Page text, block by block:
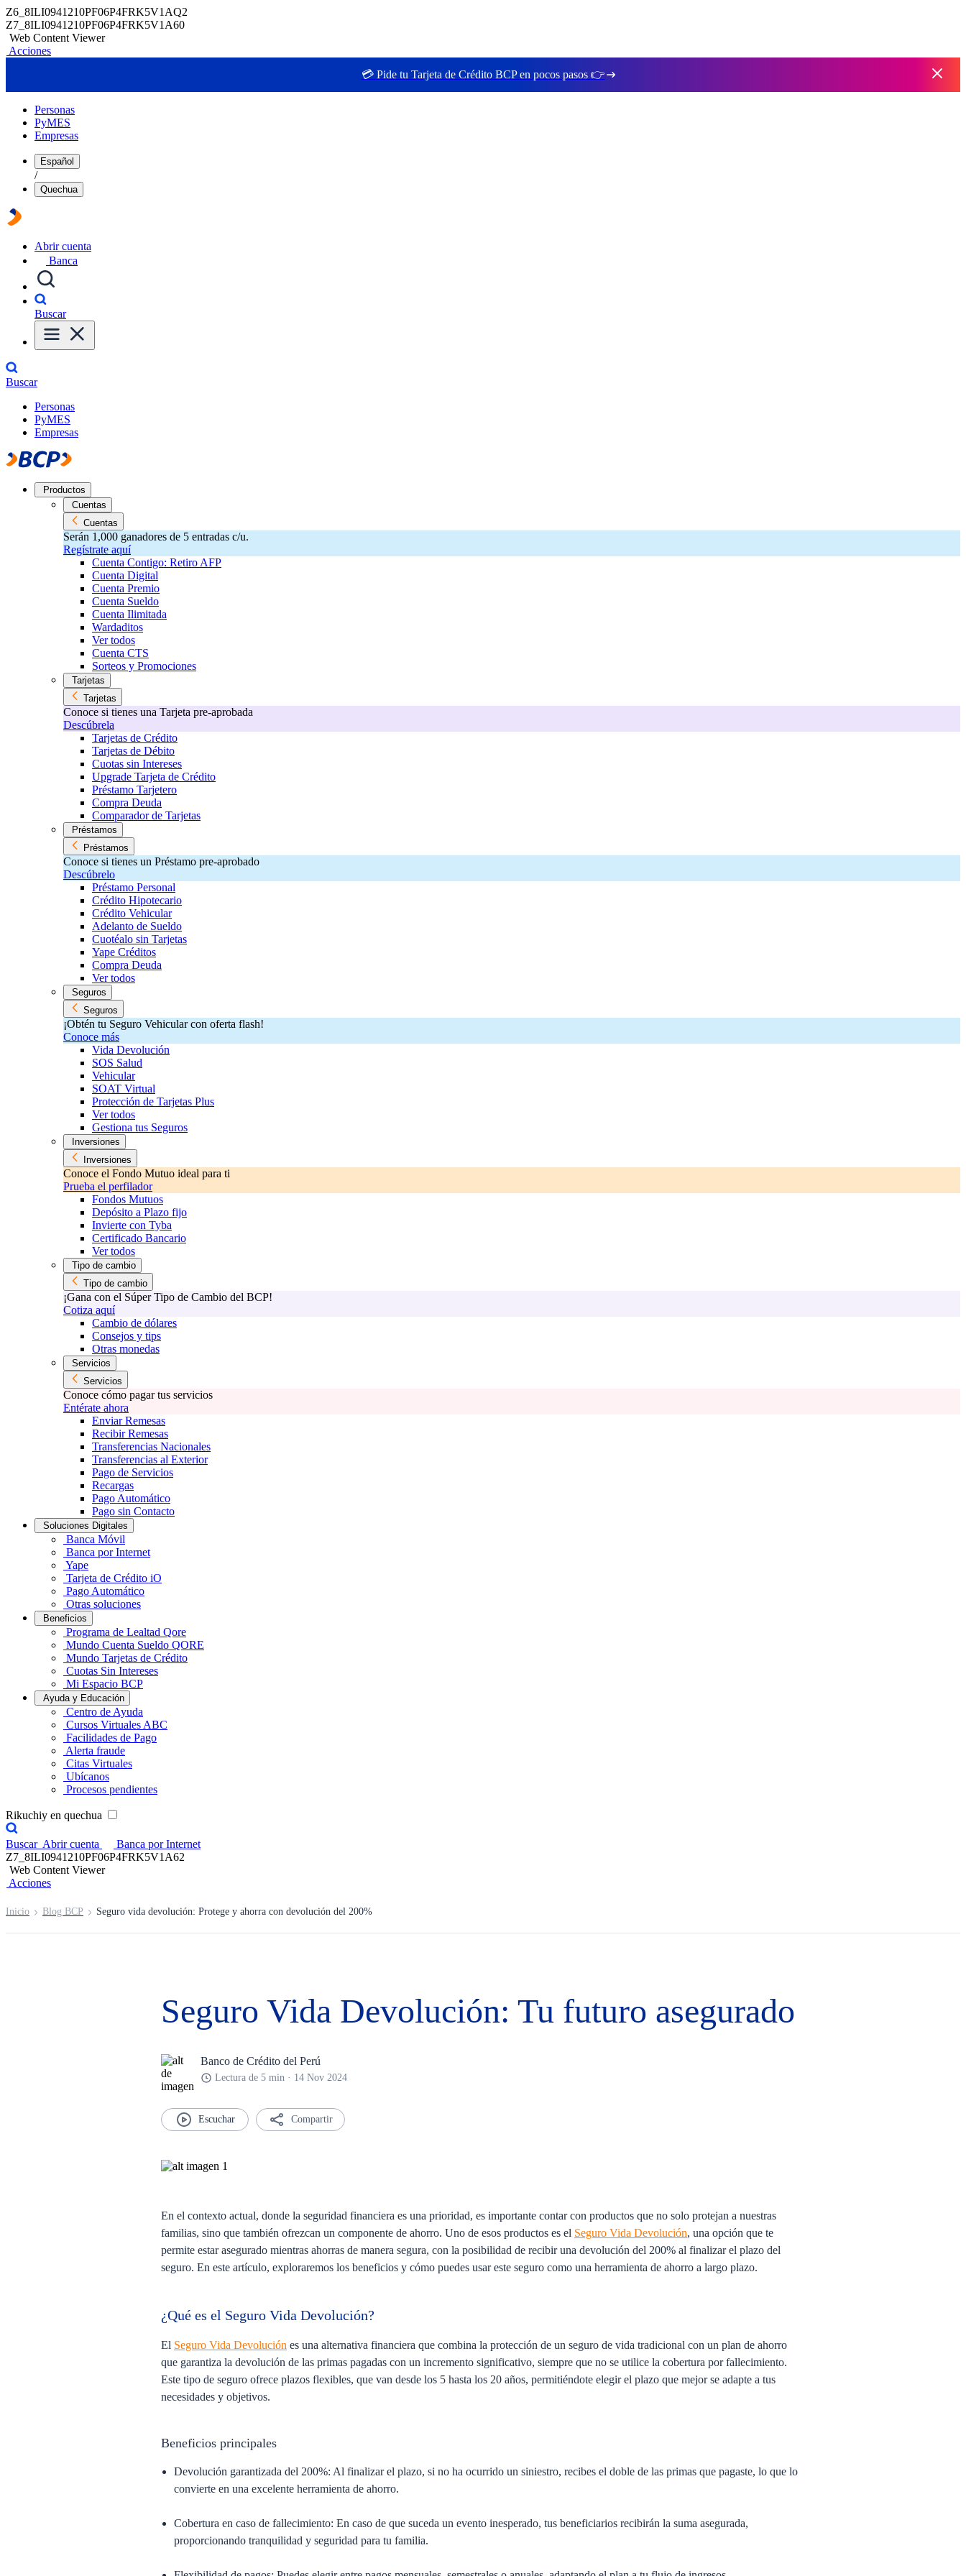
Z6_8ILI0941210PF06P4FRK5V1AQ2
Z7_8ILI0941210PF06P4FRK5V1A60
Web Content Viewer
Acciones
💳 Pide tu Tarjeta de Crédito BCP en pocos pasos 👉
Personas
PyMES
Empresas
Español
/
Quechua
Abrir cuenta
Banca
Buscar
Buscar
Personas
PyMES
Empresas
Productos
Cuentas
Cuentas
Serán 1,000 ganadores de 5 entradas c/u.
Regístrate aquí
Cuenta Contigo: Retiro AFP
Cuenta Digital
Cuenta Premio
Cuenta Sueldo
Cuenta Ilimitada
Wardaditos
Ver todos
Cuenta CTS
Sorteos y Promociones
Tarjetas
Tarjetas
Conoce si tienes una Tarjeta pre-aprobada
Descúbrela
Tarjetas de Crédito
Tarjetas de Débito
Cuotas sin Intereses
Upgrade Tarjeta de Crédito
Préstamo Tarjetero
Compra Deuda
Comparador de Tarjetas
Préstamos
Préstamos
Conoce si tienes un Préstamo pre-aprobado
Descúbrelo
Préstamo Personal
Crédito Hipotecario
Crédito Vehicular
Adelanto de Sueldo
Cuotéalo sin Tarjetas
Yape Créditos
Compra Deuda
Ver todos
Seguros
Seguros
¡Obtén tu Seguro Vehicular con oferta flash!
Conoce más
Vida Devolución
SOS Salud
Vehicular
SOAT Virtual
Protección de Tarjetas Plus
Ver todos
Gestiona tus Seguros
Inversiones
Inversiones
Conoce el Fondo Mutuo ideal para ti
Prueba el perfilador
Fondos Mutuos
Depósito a Plazo fijo
Invierte con Tyba
Certificado Bancario
Ver todos
Tipo de cambio
Tipo de cambio
¡Gana con el Súper Tipo de Cambio del BCP!
Cotiza aquí
Cambio de dólares
Consejos y tips
Otras monedas
Servicios
Servicios
Conoce cómo pagar tus servicios
Entérate ahora
Enviar Remesas
Recibir Remesas
Transferencias Nacionales
Transferencias al Exterior
Pago de Servicios
Recargas
Pago Automático
Pago sin Contacto
Soluciones Digitales
Banca Móvil
Banca por Internet
Yape
Tarjeta de Crédito iO
Pago Automático
Otras soluciones
Beneficios
Programa de Lealtad Qore
Mundo Cuenta Sueldo QORE
Mundo Tarjetas de Crédito
Cuotas Sin Intereses
Mi Espacio BCP
Ayuda y Educación
Centro de Ayuda
Cursos Virtuales ABC
Facilidades de Pago
Alerta fraude
Citas Virtuales
Ubícanos
Procesos pendientes
Rikuchiy en quechua
Buscar Abrir cuenta
Banca por Internet
Z7_8ILI0941210PF06P4FRK5V1A62
Web Content Viewer
Acciones
Inicio Blog BCP Seguro vida devolución: Protege y ahorra con devolución del 200%
Seguro Vida Devolución: Tu futuro asegurado
Banco de Crédito del Perú
Lectura de 5 min · 14 Nov 2024
Compartir
En el contexto actual, donde la seguridad financiera es una prioridad, es importante contar con productos que no solo protejan a nuestras
familias, sino que también ofrezcan un componente de ahorro. Uno de esos productos es el Seguro Vida Devolución, una opción que te
permite estar asegurado mientras ahorras de manera segura, con la posibilidad de recibir una devolución del 200% al finalizar el plazo del
seguro. En este artículo, exploraremos los beneficios y cómo puedes usar este seguro como una herramienta de ahorro a largo plazo.
¿Qué es el Seguro Vida Devolución?
El Seguro Vida Devolución es una alternativa financiera que combina la protección de un seguro de vida tradicional con un plan de ahorro
que garantiza la devolución de las primas pagadas con un incremento significativo, siempre que no se utilice la cobertura por fallecimiento.
Este tipo de seguro ofrece plazos flexibles, que van desde los 5 hasta los 20 años, permitiéndote elegir el plazo que mejor se adapte a tus
necesidades y objetivos.
Beneficios principales
Devolución garantizada del 200%: Al finalizar el plazo, si no ha ocurrido un siniestro, recibes el doble de las primas que pagaste, lo que lo
convierte en una excelente herramienta de ahorro.
Cobertura en caso de fallecimiento: En caso de que suceda un evento inesperado, tus beneficiarios recibirán la suma asegurada,
proporcionando tranquilidad y seguridad para tu familia.